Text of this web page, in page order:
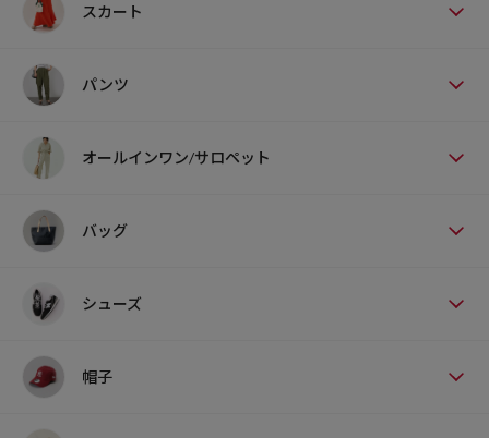
スカート
パンツ
オールインワン/サロペット
バッグ
シューズ
帽子